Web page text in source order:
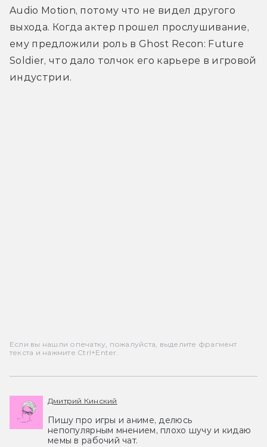
Audio Motion, потому что не видел другого
выхода. Когда актер прошел прослушивание,
ему предложили роль в Ghost Recon: Future
Soldier, что дало толчок его карьере в игровой
индустрии.
Если вы нашли опечатку, пожалуйста, выделите фрагмент
текста и нажмите Ctrl+Enter.
Дмитрий Кинский
Пишу про игры и аниме, делюсь
непопулярным мнением, плохо шучу и кидаю
мемы в рабочий чат.